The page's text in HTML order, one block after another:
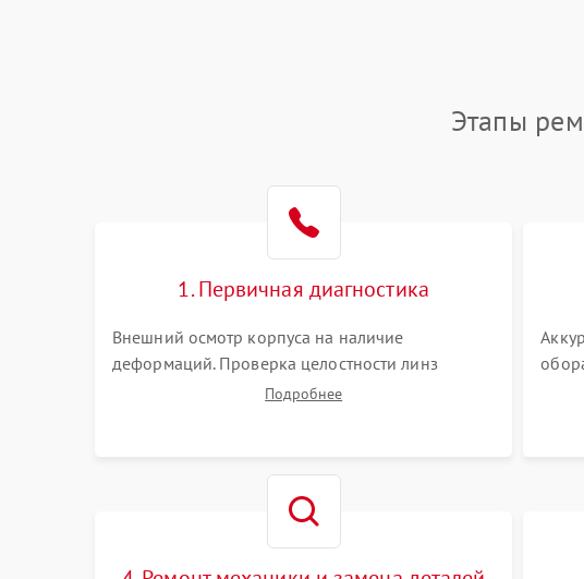
Этапы
1. Первичная диагностика
Внешний осмотр корпуса на наличие
деформаций. Проверка целостности линз
объектива и окуляра. Тестирование работы
Подробнее